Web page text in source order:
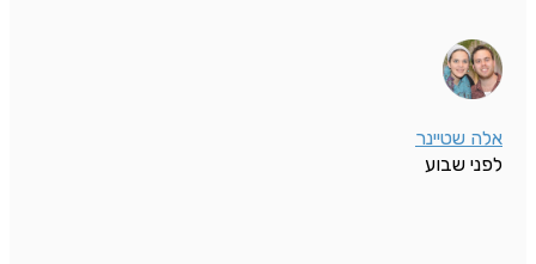
אלה שטיינר
לפני שבוע